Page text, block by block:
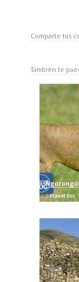
Comparte tus
También te
Planet Doc